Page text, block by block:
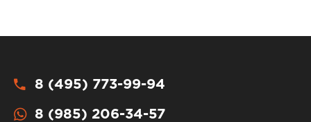
8 (495) 773-99-94
8 (985) 206-34-57